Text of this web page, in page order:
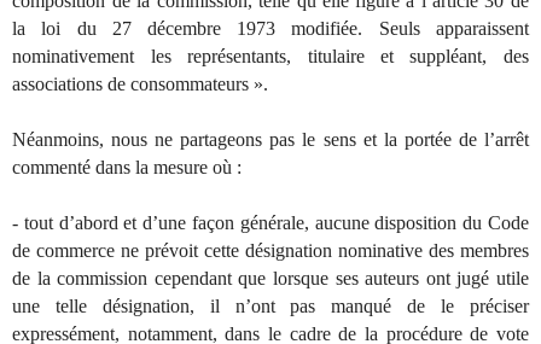
la loi du 27 décembre 1973 modifiée. Seuls apparaissent
nominativement les représentants, titulaire et suppléant, des
associations de consommateurs ».
Néanmoins, nous ne partageons pas le sens et la portée de l’arrêt
commenté dans la mesure où :
- tout d’abord et d’une façon générale, aucune disposition du Code
de commerce ne prévoit cette désignation nominative des membres
de la commission cependant que lorsque ses auteurs ont jugé utile
une telle désignation, il n’ont pas manqué de le préciser
expressément, notamment, dans le cadre de la procédure de vote